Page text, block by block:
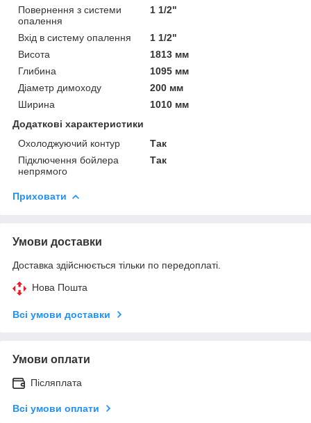
Повернення з системи
опалення
1 1/2"
Вхід в систему опалення
1 1/2"
Висота
1813 мм
Глибина
1095 мм
Діаметр димоходу
200 мм
Ширина
1010 мм
Додаткові характеристики
Охолоджуючий контур
Так
Підключення бойлера
непрямого
Так
Приховати
Умови доставки
Доставка здійснюється тільки по передоплаті.
Нова Пошта
Всі умови доставки
Умови оплати
Післяплата
Всі умови оплати